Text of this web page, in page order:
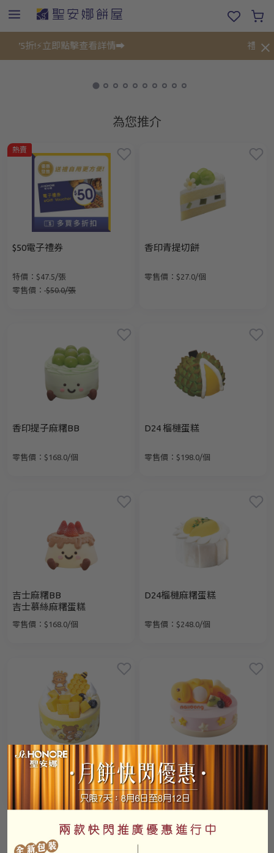
手提電話登入 電郵地址登入
已驗證之手提電話號碼*
75折!⚡立即點擊查看詳情➡️ 禮餅券
為您推介
熱賣
$50電子禮券
特價：$47.5/張
零售價： $50.0/張
香印青提切餅
零售價：$27.0/個
香印提子麻糬BB
零售價：$168.0/個
D24 榴槤蛋糕
零售價：$198.0/個
吉士麻糬BB
吉士慕絲麻糬蛋糕
零售價：$168.0/個
D24榴槤麻糬蛋糕
零售價：$248.0/個
輕鬆小熊芒果蜂蜜蛋糕
零售價：$158.0/個
奶龍Dream Land
牛奶慕絲蛋糕
零售價：$268.0/個
更多